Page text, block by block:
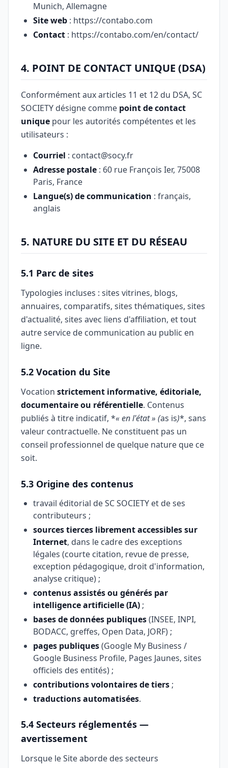
Munich, Allemagne
Site web : https://contabo.com
Contact : https://contabo.com/en/contact/
4. POINT DE CONTACT UNIQUE (DSA)
Conformément aux articles 11 et 12 du DSA, SC
SOCIETY désigne comme point de contact
unique pour les autorités compétentes et les
utilisateurs :
Courriel : contact@socy.fr
Adresse postale : 60 rue François Ier, 75008
Paris, France
Langue(s) de communication : français,
anglais
5. NATURE DU SITE ET DU RÉSEAU
5.1 Parc de sites
Typologies incluses : sites vitrines, blogs,
annuaires, comparatifs, sites thématiques, sites
d'actualité, sites avec liens d'affiliation, et tout
autre service de communication au public en
ligne.
5.2 Vocation du Site
Vocation strictement informative, éditoriale,
documentaire ou référentielle. Contenus
publiés à titre indicatif, *« en l'état » (as is)*, sans
valeur contractuelle. Ne constituent pas un
conseil professionnel de quelque nature que ce
soit.
5.3 Origine des contenus
travail éditorial de SC SOCIETY et de ses
contributeurs ;
sources tierces librement accessibles sur
Internet, dans le cadre des exceptions
légales (courte citation, revue de presse,
exception pédagogique, droit d'information,
analyse critique) ;
contenus assistés ou générés par
intelligence artificielle (IA) ;
bases de données publiques(INSEE, INPI,
BODACC, greffes, Open Data, JORF) ;
pages publiques(Google My Business /
Google Business Profile, Pages Jaunes, sites
officiels des entités) ;
contributions volontaires de tiers ;
traductions automatisées.
5.4 Secteurs réglementés —
avertissement
Lorsque le Site aborde des secteurs